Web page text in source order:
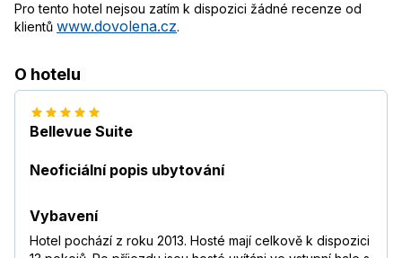
Pro tento hotel nejsou zatím k dispozici žádné recenze od
klientů www.dovolena.cz.
O hotelu
Bellevue Suite
Neoficiální popis ubytování
Vybavení
Hotel pochází z roku 2013. Hosté mají celkově k dispozici